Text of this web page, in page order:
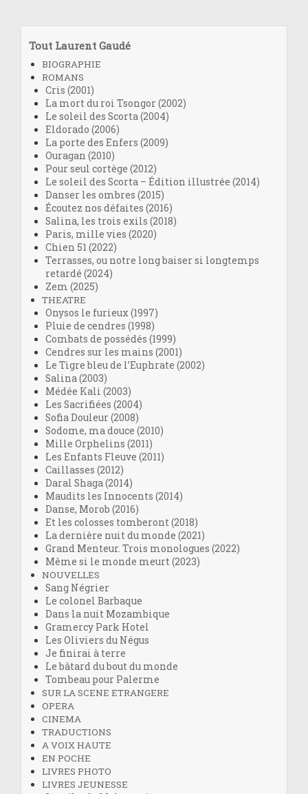
Tout Laurent Gaudé
BIOGRAPHIE
ROMANS
Cris (2001)
La mort du roi Tsongor (2002)
Le soleil des Scorta (2004)
Eldorado (2006)
La porte des Enfers (2009)
Ouragan (2010)
Pour seul cortège (2012)
Le soleil des Scorta – Édition illustrée (2014)
Danser les ombres (2015)
Écoutez nos défaites (2016)
Salina, les trois exils (2018)
Paris, mille vies (2020)
Chien 51 (2022)
Terrasses, ou notre long baiser si longtemps
retardé (2024)
Zem (2025)
THEATRE
Onysos le furieux (1997)
Pluie de cendres (1998)
Combats de possédés (1999)
Cendres sur les mains (2001)
Le Tigre bleu de l’Euphrate (2002)
Salina (2003)
Médée Kali (2003)
Les Sacrifiées (2004)
Sofia Douleur (2008)
Sodome, ma douce (2010)
Mille Orphelins (2011)
Les Enfants Fleuve (2011)
Caillasses (2012)
Daral Shaga (2014)
Maudits les Innocents (2014)
Danse, Morob (2016)
Et les colosses tomberont (2018)
La dernière nuit du monde (2021)
Grand Menteur. Trois monologues (2022)
Même si le monde meurt (2023)
NOUVELLES
Sang Négrier
Le colonel Barbaque
Dans la nuit Mozambique
Gramercy Park Hotel
Les Oliviers du Négus
Je finirai à terre
Le bâtard du bout du monde
Tombeau pour Palerme
SUR LA SCENE ETRANGERE
OPERA
CINEMA
TRADUCTIONS
A VOIX HAUTE
EN POCHE
LIVRES PHOTO
LIVRES JEUNESSE